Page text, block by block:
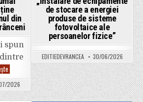
din
spun
Fermierii
vrânceni
trag
un
nou
semnal
2026
de stocare a energiei
produse de sisteme
fotovoltaice ale
persoanelor fizice”
EDITIEDEVRANCEA 30/06/2026